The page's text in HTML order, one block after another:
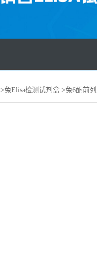
>兔Elisa检测试剂盒 >兔6酮前列